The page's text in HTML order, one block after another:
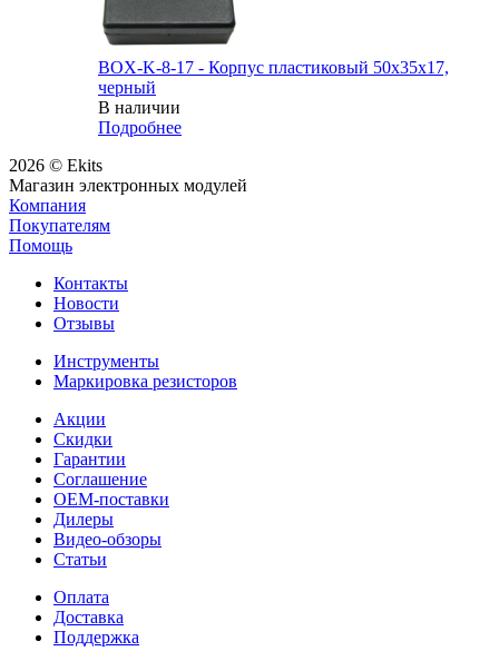
BOX-K-8-17 - Корпус пластиковый 50x35x17,
черный
В наличии
Подробнее
2026 © Ekits
Магазин электронных модулей
Компания
Покупателям
Помощь
Контакты
Новости
Отзывы
Инструменты
Маркировка резисторов
Акции
Скидки
Гарантии
Соглашение
OEM-поставки
Дилеры
Видео-обзоры
Статьи
Оплата
Доставка
Поддержка